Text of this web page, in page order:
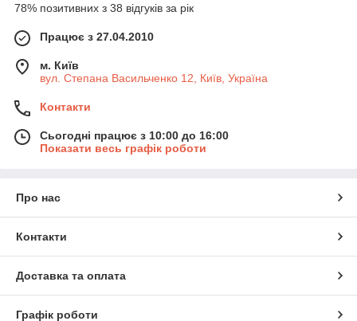
78% позитивних з 38 відгуків за рік
Працює з 27.04.2010
м. Київ
вул. Степана Васильченко 12, Київ, Україна
Контакти
Сьогодні працює з 10:00 до 16:00
Показати весь графік роботи
Про нас
Контакти
Доставка та оплата
Графік роботи